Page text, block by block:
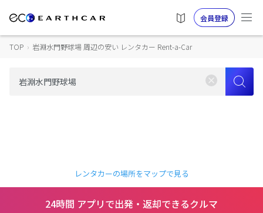
会員登録
TOP › 岩淵水門野球場 周辺の安い レンタカー Rent-a-Car
レンタカーの場所をマップで見る
24時間 アプリで出発・返却できるクルマ